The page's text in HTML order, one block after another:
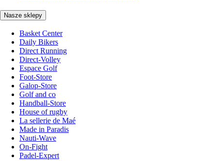
Nasze sklepy
Basket Center
Daily Bikers
Direct Running
Direct-Volley
Espace Golf
Foot-Store
Galop-Store
Golf and co
Handball-Store
House of rugby
La sellerie de Maé
Made in Paradis
Nauti-Wave
On-Fight
Padel-Expert